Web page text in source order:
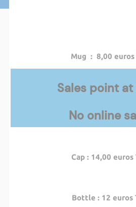
Mug : 8,00 euros
Sales point at
No online
Cap : 14,00 euros
Bottle : 12 euros